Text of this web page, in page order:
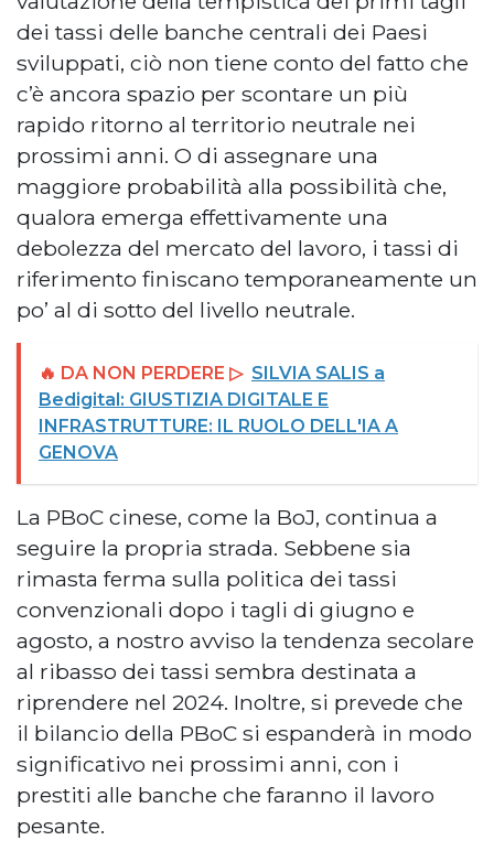
dei tassi delle banche centrali dei Paesi
sviluppati, ciò non tiene conto del fatto che
c’è ancora spazio per scontare un più
rapido ritorno al territorio neutrale nei
prossimi anni. O di assegnare una
maggiore probabilità alla possibilità che,
qualora emerga effettivamente una
debolezza del mercato del lavoro, i tassi di
riferimento finiscano temporaneamente un
po’ al di sotto del livello neutrale.
🔥 DA NON PERDERE ▷ SILVIA SALIS a
Bedigital: GIUSTIZIA DIGITALE E
INFRASTRUTTURE: IL RUOLO DELL'IA A
GENOVA
La PBoC cinese, come la BoJ, continua a
seguire la propria strada. Sebbene sia
rimasta ferma sulla politica dei tassi
convenzionali dopo i tagli di giugno e
agosto, a nostro avviso la tendenza secolare
al ribasso dei tassi sembra destinata a
riprendere nel 2024. Inoltre, si prevede che
il bilancio della PBoC si espanderà in modo
significativo nei prossimi anni, con i
prestiti alle banche che faranno il lavoro
pesante.